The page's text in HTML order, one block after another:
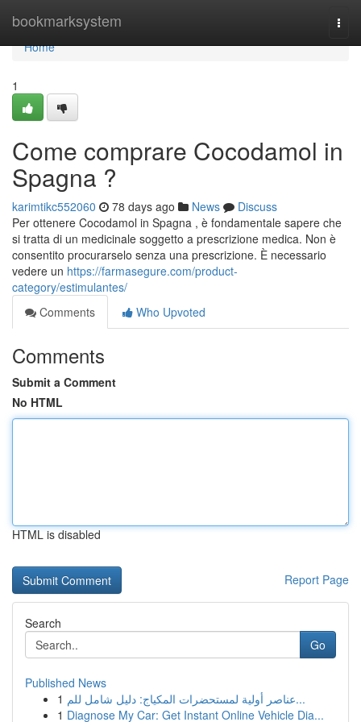
bookmarksystem
Home
Home
1
Come comprare Cocodamol in
Spagna ?
karimtikc552060 78 days ago News
Discuss
Per ottenere Cocodamol in Spagna , è fondamentale sapere che
si tratta di un medicinale soggetto a prescrizione medica. Non è
consentito procurarselo senza una prescrizione. È necessario
vedere un https://farmasegure.com/product-
category/estimulantes/
Comments
Who Upvoted
Comments
Submit a Comment
No HTML
HTML is disabled
Report Page
Search
Go
Published News
1
عناصر أولية لمستحضرات المكياج: دليل شامل للم...
1 Diagnose My Car: Get Instant Online Vehicle Dia...